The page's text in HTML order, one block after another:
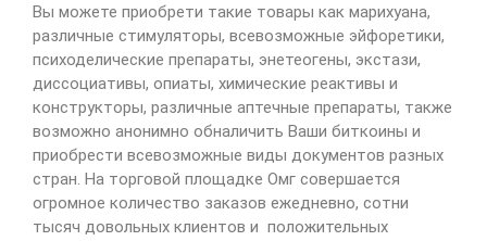
Вы можете приобрети такие товары как марихуана,
различные стимуляторы, всевозможные эйфоретики,
психоделические препараты, энетеогены, экстази,
диссоциативы, опиаты, химические реактивы и
конструкторы, различные аптечные препараты, также
возможно анонимно обналичить Ваши биткоины и
приобрести всевозможные виды документов разных
стран. На торговой площадке Омг совершается
огромное количество заказов ежедневно, сотни
тысяч довольных клиентов и положительных